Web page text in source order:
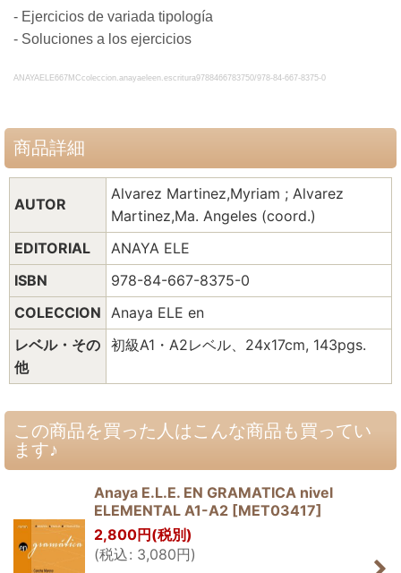
- Ejercicios de variada tipología
- Soluciones a los ejercicios
ANAYAELE667MCcoleccion.anayaeleen.escritura9788466783750/978-84-667-8375-0
商品詳細
AUTOR
Alvarez Martinez,Myriam ; Alvarez
Martinez,Ma. Angeles (coord.)
EDITORIAL
ANAYA ELE
ISBN
978-84-667-8375-0
COLECCION Anaya ELE en
レベル・その
他
初級A1・A2レベル、24x17cm, 143pgs.
この商品を買った人はこんな商品も買ってい
ます♪
Anaya E.L.E. EN GRAMATICA nivel
ELEMENTAL A1-A2 [MET03417]
2,800円 (税別)
(税込: 3,080円)